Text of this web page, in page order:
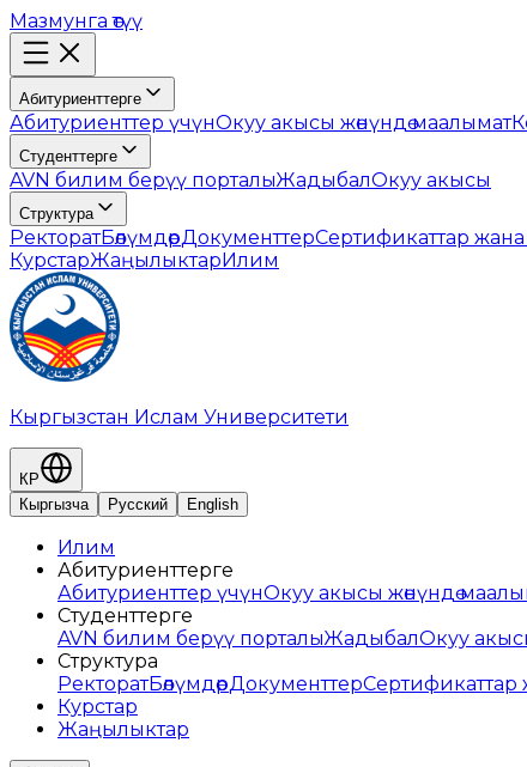
Мазмунга өтүү
Абитуриенттерге
Абитуриенттер үчүнОкуу акысы жөнүндө маалымат
Студенттерге
AVN билим берүү порталыЖадыбалОкуу акысы
Структура
РекторатБөлүмдөрДокументтерСертификаттар
КурстарЖаңылыктарИлим
Кыргызстан Ислам Университети
КР
Кыргызча
Русский English
Илим
Абитуриенттерге
Абитуриенттер үчүнОкуу акысы жөнүндө
Студенттерге
AVN билим берүү порталыЖадыбалОкуу
Структура
РекторатБөлүмдөрДокументтер
Курстар
Жаңылыктар